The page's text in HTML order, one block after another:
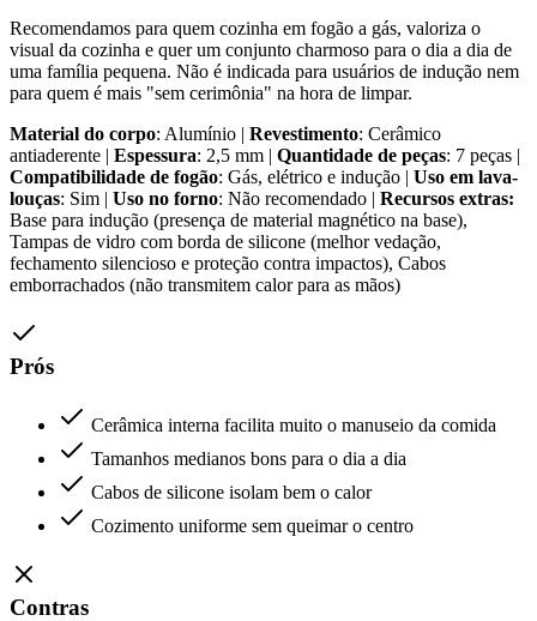
Recomendamos para quem cozinha em fogão a gás, valoriza o
visual da cozinha e quer um conjunto charmoso para o dia a dia de
uma família pequena. Não é indicada para usuários de indução nem
para quem é mais "sem cerimônia" na hora de limpar.
Material do corpo: Alumínio | Revestimento: Cerâmico
antiaderente | Espessura: 2,5 mm | Quantidade de peças: 7 peças |
Compatibilidade de fogão: Gás, elétrico e indução | Uso em lava-
louças: Sim | Uso no forno: Não recomendado | Recursos extras:
Base para indução (presença de material magnético na base),
Tampas de vidro com borda de silicone (melhor vedação,
fechamento silencioso e proteção contra impactos), Cabos
emborrachados (não transmitem calor para as mãos)
Prós
Cerâmica interna facilita muito o manuseio da comida
Tamanhos medianos bons para o dia a dia
Cabos de silicone isolam bem o calor
Cozimento uniforme sem queimar o centro
Contras